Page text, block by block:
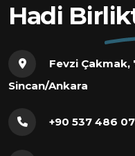
Hadi
Fevzi Çakmak,
Sincan/Ankara
+90 537 486